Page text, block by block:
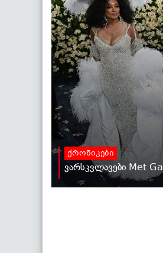
ქრონიკები
ვარსკვლავები Met